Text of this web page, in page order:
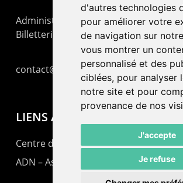
d'autres technologies
pour améliorer votre
de navigation sur
vous montrer un
personnalisé et des
ciblées, pour analyser
notre site et pour
provenance de nos
J'accepte
Je refuse
Administration : +41 32 725 03 03
Billetterie : +41 32 725 05 05
contact@lepommier.ch
LIENS AMIS
Centre de culture ABC
ADN – Association Danse Neuchâtel